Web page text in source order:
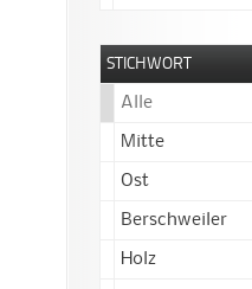
STICHWORT
Alle
Mitte
Ost
Berschweiler
Holz